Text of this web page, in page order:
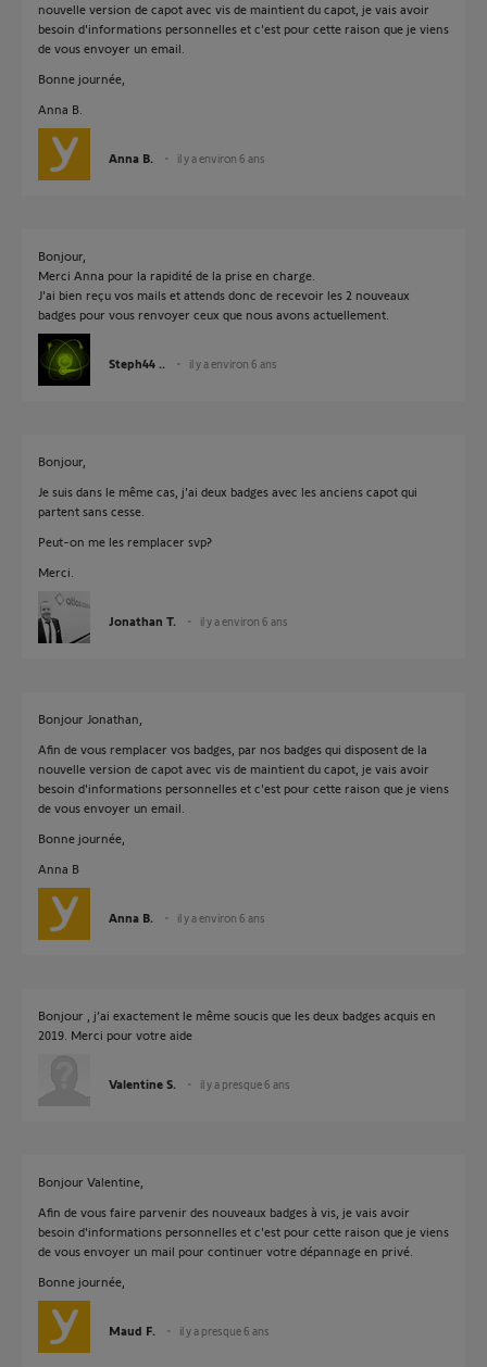
nouvelle version de capot avec vis de maintient du capot, je vais avoir
besoin d'informations personnelles et c'est pour cette raison que je viens
de vous envoyer un email.
Bonne journée,
Anna B.
Anna B. il y a environ 6 ans
Bonjour,
Merci Anna pour la rapidité de la prise en charge.
J'ai bien reçu vos mails et attends donc de recevoir les 2 nouveaux
badges pour vous renvoyer ceux que nous avons actuellement.
Steph44 .. il y a environ 6 ans
Bonjour,
Je suis dans le même cas, j'ai deux badges avec les anciens capot qui
partent sans cesse.
Peut-on me les remplacer svp?
Merci.
Jonathan T. il y a environ 6 ans
Bonjour Jonathan,
Afin de vous remplacer vos badges, par nos badges qui disposent de la
nouvelle version de capot avec vis de maintient du capot, je vais avoir
besoin d'informations personnelles et c'est pour cette raison que je viens
de vous envoyer un email.
Bonne journée,
Anna B
Anna B. il y a environ 6 ans
Bonjour , j’ai exactement le même soucis que les deux badges acquis en
2019. Merci pour votre aide
Valentine S. il y a presque 6 ans
Bonjour Valentine,
Afin de vous faire parvenir des nouveaux badges à vis, je vais avoir
besoin d'informations personnelles et c'est pour cette raison que je viens
de vous envoyer un mail pour continuer votre dépannage en privé.
Bonne journée,
Maud F. il y a presque 6 ans